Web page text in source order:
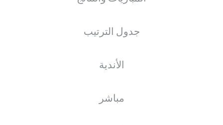
جدول الترتيب
الأندية
مباشر